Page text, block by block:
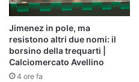
Jimenez in pole, ma
resistono altri due nomi: il
borsino della trequarti |
Calciomercato Avellino
4 ore fa